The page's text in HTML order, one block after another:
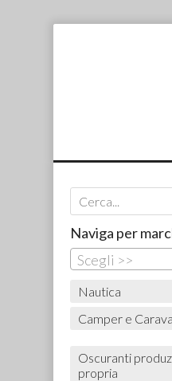
Naviga per
Scegli >>
Nautica
Camper e
Oscuranti
propria